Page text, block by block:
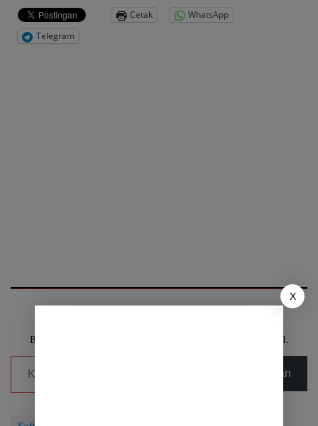
Cetak
WhatsApp
Telegram
Berlangganan untuk dapatkan pos terbaru lewat email.
Ketikkan email Anda...
Berlangganan
X